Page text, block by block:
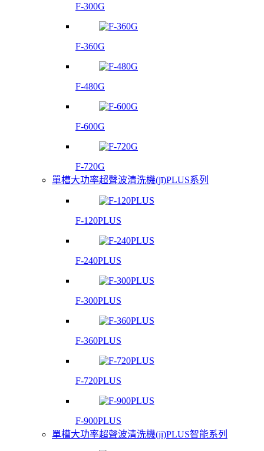
F-300G
F-360G
F-480G
F-600G
F-720G
單槽大功率超聲波清洗機(jī)PLUS系列
F-120PLUS
F-240PLUS
F-300PLUS
F-360PLUS
F-720PLUS
F-900PLUS
單槽大功率超聲波清洗機(jī)PLUS智能系列